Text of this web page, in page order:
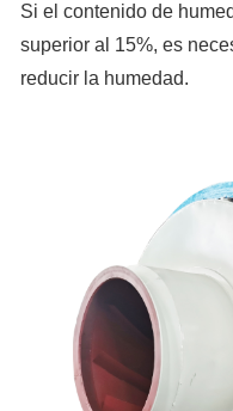
Si el contenido de
superior al 15%, es
reducir la humedad.